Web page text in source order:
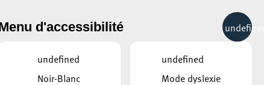
MOBILITÉ
15°C
d'accessibilité
undefined
Noir-Blanc
undefined
Mode dyslexie